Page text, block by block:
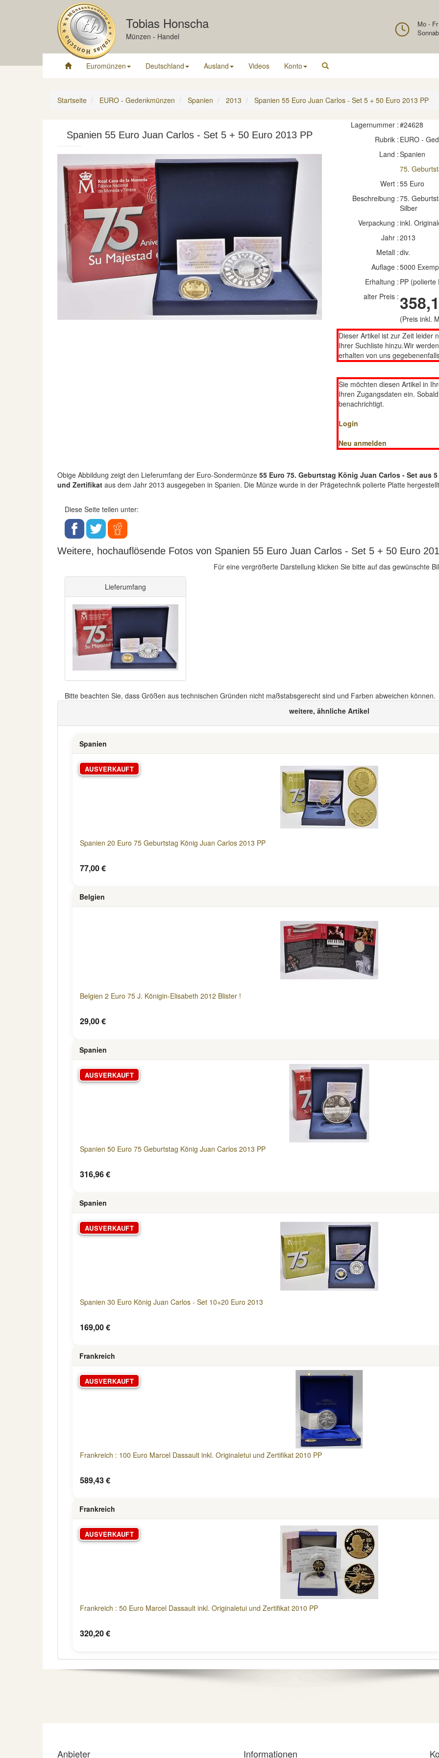
Tobias Honscha
Münzen - Handel
Mo -
Euromünzen Deutschland Ausland Videos Konto
Startseite EURO - Gedenkmünzen Spanien 2013 Spanien 55 Euro Juan Carlos - Set 5 + 50 Euro 2013 PP
Spanien 55 Euro Juan Carlos - Set 5 + 50 Euro 2013 PP
Lagernummer :#24628
Rubrik : EURO -
Land :Spanien
75.
Wert :55 Euro
Beschreibung :75.
Silber
Verpackung :inkl.
Jahr :2013
Metall :div.
Auflage :5000
Erhaltung : PP (polierte
alter Preis :
(Preis inkl.
Dieser Artikel ist zur Zeit leider
Ihrer Suchliste hinzu.Wir
erhalten von uns
Sie möchten diesen Artikel in
Ihren Zugangsdaten ein.
benachrichtigt.
Login
Neu anmelden
Obige Abbildung zeigt den Lieferumfang der Euro-Sondermünze 55 Euro 75. Geburtstag König Juan Carlos - Set aus
und Zertifikat aus dem Jahr 2013 ausgegeben in Spanien. Die Münze wurde in der Prägetechnik polierte Platte
Diese Seite teilen unter:
Weitere, hochauflösende Fotos von Spanien 55 Euro Juan Carlos - Set 5 + 50 Euro
Für eine vergrößerte Darstellung klicken Sie bitte auf das gewünschte
Lieferumfang
Bitte beachten Sie, dass Größen aus technischen Gründen nicht maßstabsgerecht sind und Farben abweichen können.
weitere, ähnliche Artikel
Spanien
AUSVERKAUFT
Spanien 20 Euro 75 Geburtstag König Juan Carlos 2013 PP
77,00 €
Belgien
Belgien 2 Euro 75 J. Königin-Elisabeth 2012 Blister !
29,00 €
Spanien
AUSVERKAUFT
Spanien 50 Euro 75 Geburtstag König Juan Carlos 2013 PP
316,96 €
Spanien
AUSVERKAUFT
Spanien 30 Euro König Juan Carlos - Set 10+20 Euro 2013
169,00 €
Frankreich
AUSVERKAUFT
Frankreich : 100 Euro Marcel Dassault inkl. Originaletui und Zertifikat 2010 PP
589,43 €
Frankreich
AUSVERKAUFT
Frankreich : 50 Euro Marcel Dassault inkl. Originaletui und Zertifikat 2010 PP
320,20 €
Anbieter Informationen